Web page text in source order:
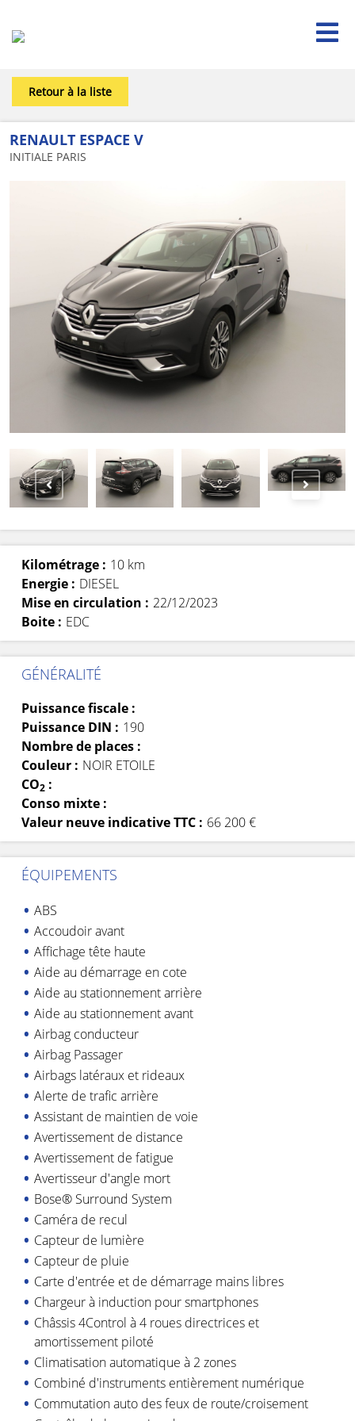

Retour à la liste
RENAULT ESPACE V
INITIALE PARIS
Kilométrage : 10 km
Energie : DIESEL
Mise en circulation : 22/12/2023
Boite : EDC
GÉNÉRALITÉ
Puissance fiscale :
Puissance DIN : 190
Nombre de places :
Couleur : NOIR ETOILE
CO2 :
Conso mixte :
Valeur neuve indicative TTC : 66 200 €
ÉQUIPEMENTS
ABS
Accoudoir avant
Affichage tête haute
Aide au démarrage en cote
Aide au stationnement arrière
Aide au stationnement avant
Airbag conducteur
Airbag Passager
Airbags latéraux et rideaux
Alerte de trafic arrière
Assistant de maintien de voie
Avertissement de distance
Avertissement de fatigue
Avertisseur d'angle mort
Bose® Surround System
Caméra de recul
Capteur de lumière
Capteur de pluie
Carte d'entrée et de démarrage mains libres
Chargeur à induction pour smartphones
Châssis 4Control à 4 roues directrices et
amortissement piloté
Climatisation automatique à 2 zones
Combiné d'instruments entièrement numérique
Commutation auto des feux de route/croisement